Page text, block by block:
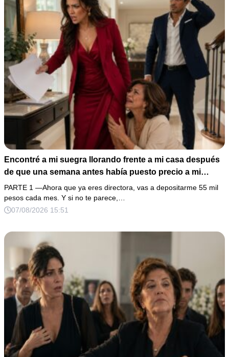
más larga para que parezca auténtica”.
Encontré a mi suegra llorando frente a mi casa después
de que una semana antes había puesto precio a mi
matrimonio y se había burlado de mi decisión de
marcharme. Creí que solo temía perder su vivienda, así
que preparé los papeles del divorcio y me negué a
puerta, mi esposo entregó una laptop… y dentro había
una solicitud por 1,3 millones de pesos con mi firma
falsificada.
PARTE 1 —Ahora que ya eres directora, vas a depositarme 55 mil
pesos cada mes. Y si no te parece,…
07/08/2026 15:51